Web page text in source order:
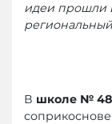
идеи прошли
В школе № 48